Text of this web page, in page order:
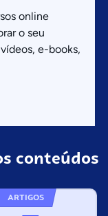
online
o seu
e-books,
conteúdos
ARTIGOS